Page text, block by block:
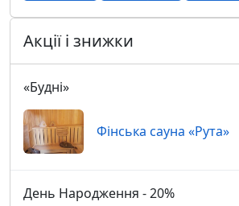
Акції і знижки
«Будні»
Фінська сауна «Рута»
День Народження - 20%